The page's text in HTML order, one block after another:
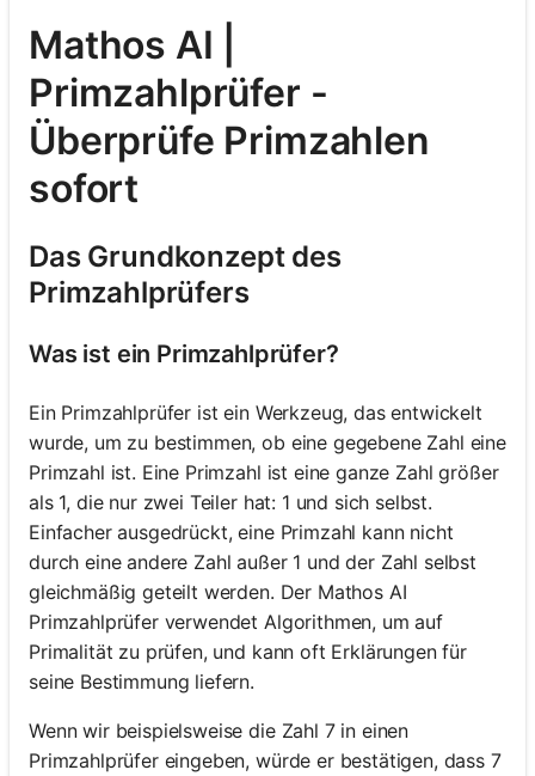
Mathos AI |
Primzahlprüfer -
Überprüfe Primzahlen
sofort
Das Grundkonzept des
Primzahlprüfers
Was ist ein Primzahlprüfer?
Ein Primzahlprüfer ist ein Werkzeug, das entwickelt
wurde, um zu bestimmen, ob eine gegebene Zahl eine
Primzahl ist. Eine Primzahl ist eine ganze Zahl größer
als 1, die nur zwei Teiler hat: 1 und sich selbst.
Einfacher ausgedrückt, eine Primzahl kann nicht
durch eine andere Zahl außer 1 und der Zahl selbst
gleichmäßig geteilt werden. Der Mathos AI
Primzahlprüfer verwendet Algorithmen, um auf
Primalität zu prüfen, und kann oft Erklärungen für
seine Bestimmung liefern.
Wenn wir beispielsweise die Zahl 7 in einen
Primzahlprüfer eingeben, würde er bestätigen, dass 7